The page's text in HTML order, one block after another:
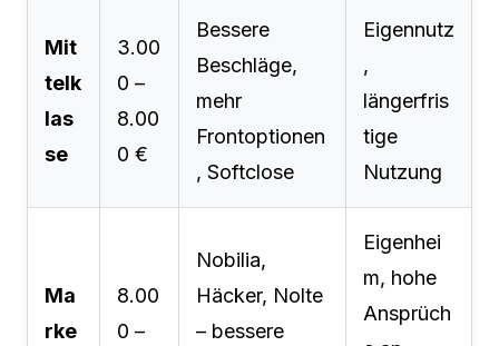
Mit
telk
las
se
3.00
0 –
8.00
0 €
Bessere
Beschläge,
mehr
Frontoptionen
, Softclose
Eigennutz
,
längerfris
tige
Nutzung
Ma
rke
8.00
0 –
Nobilia,
Häcker, Nolte
– bessere
Eigenhei
m, hohe
Ansprüch